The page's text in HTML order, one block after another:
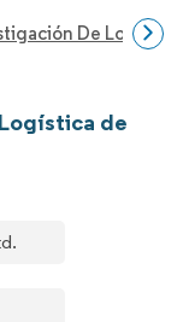
De Logística
de